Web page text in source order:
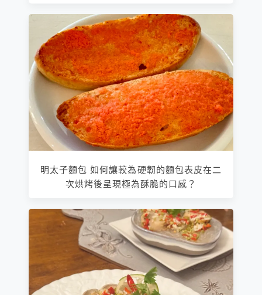
明太子麵包 如何讓較為硬韌的麵包表皮在二
次烘烤後呈現極為酥脆的口感？